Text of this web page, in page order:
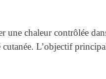
chaleur contrôlée
L’objectif